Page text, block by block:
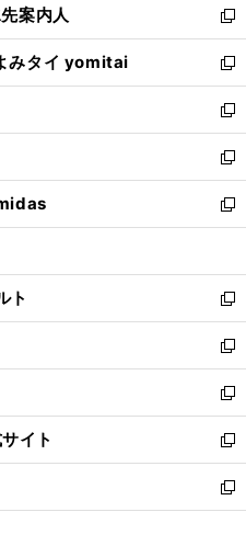
く
ド
ウ
で
開
く
ィ
ン
ド
ウ
で
開
く
い
ウ
ィ
ン
ド
ウ
で
開
く
案内人
新
し
い
ウ
ィ
ン
ド
ウ
で
開
みタイ yomitai
新
し
い
ウ
ィ
ン
ド
ウ
開
く
新
し
い
ウ
ィ
ン
ウ
で
開
く
新
し
い
ウ
ン
ド
ウ
で
開
く
新
し
ウ
ィ
ン
ド
ウ
で
開
く
ト
新
し
い
ウ
ィ
ン
ド
ウ
で
開
新
し
い
ウ
ィ
ン
ド
ウ
新
し
い
ウ
ィ
ン
イト
新
し
い
ウ
新
し